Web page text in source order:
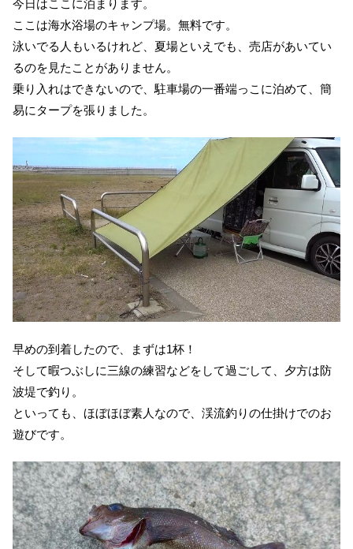
今日はここに泊まります。
ここは海水浴場のキャンプ場。無料です。
泳いでる人もいるけれど、夏場といえでも、売店があいてい
るのを見たことがありません。
乗り入れはできないので、駐車場の一番端っこに泊めて、簡
易にタープを張りました。
早めの到着したので、まずは1杯！
そして暇つぶしに三線の練習などをして過ごして、夕方は防
波堤で釣り。
といっても、ほぼほぼ素人なので、渓流釣りの仕掛けでのお
遊びです。